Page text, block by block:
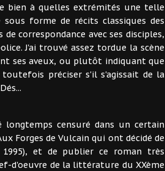
bien à quelles extrémités une telle
forme de récits classiques des
correspondance avec ses disciples,
J'ai trouvé assez tordue la scène
ses aveux, ou plutôt indiquant que
préciser s'il s'agissait de la
censuré dans un certain
Forges de Vulcain qui ont décidé de
et de publier ce roman très
d'oeuvre de la littérature du XXème